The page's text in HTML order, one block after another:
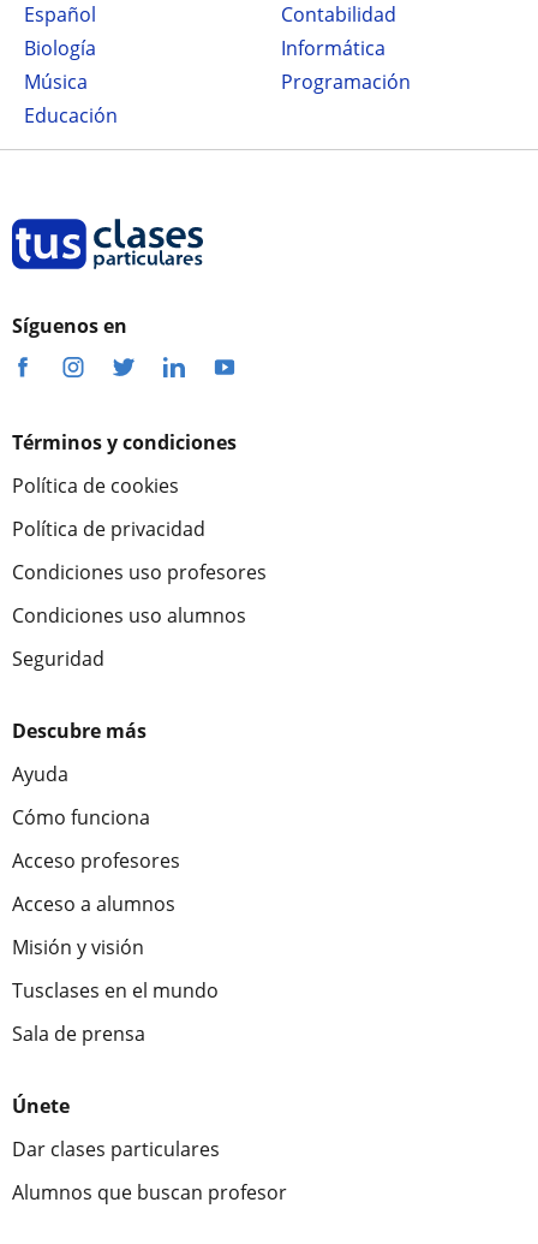
Español
Contabilidad
Biología
Informática
Música
Programación
Educación
Síguenos en
Términos y condiciones
Política de cookies
Política de privacidad
Condiciones uso profesores
Condiciones uso alumnos
Seguridad
Descubre más
Ayuda
Cómo funciona
Acceso profesores
Acceso a alumnos
Misión y visión
Tusclases en el mundo
Sala de prensa
Únete
Dar clases particulares
Alumnos que buscan profesor